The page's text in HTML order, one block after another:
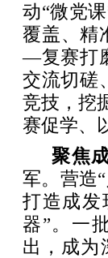
动“微党
覆盖、精
—复赛打
交流切磋
竞技，挖
赛促学、
聚焦
军。营造
打造成发
器”。一
出，成为